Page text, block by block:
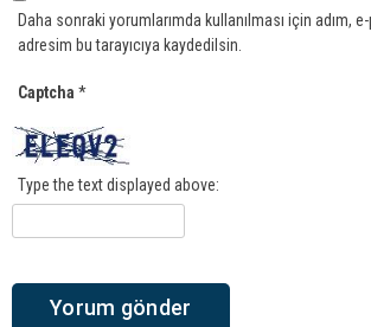
Daha sonraki yorumlarımda kullanılması için adım,
adresim bu tarayıcıya kaydedilsin.
Captcha *
Type the text displayed above: